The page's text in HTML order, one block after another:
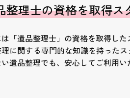
整理士の資格を取得ス
「遺品整理士」の資格を取得した
に関する専門的な知識を持った
遺品整理でも、安心してご利用い